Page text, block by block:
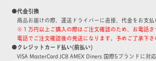
●代金引換
商品お届けの際、運送ドライバーに直接、代金をお支払
※１万円以上ご購入の際はご注文確認のため、お電話
電話でご注文確認後の発送になります。予めご了承下さ
●クレジットカード払い(前払い)
VISA MasterCard JCB AMEX Diners 国際5ブランドに対